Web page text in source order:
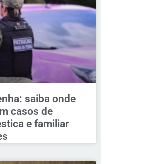
saiba onde
casos de
e familiar